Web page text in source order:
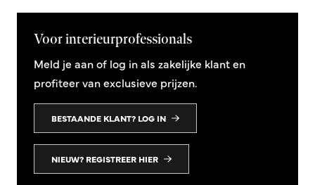
Voor interieurprofessionals
Meld je aan of log in als zakelijke klant en
profiteer van exclusieve prijzen.
BESTAANDE KLANT? LOG IN
NIEUW? REGISTREER HIER